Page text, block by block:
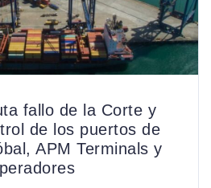
fallo de la Corte y
de los puertos de
APM Terminals y